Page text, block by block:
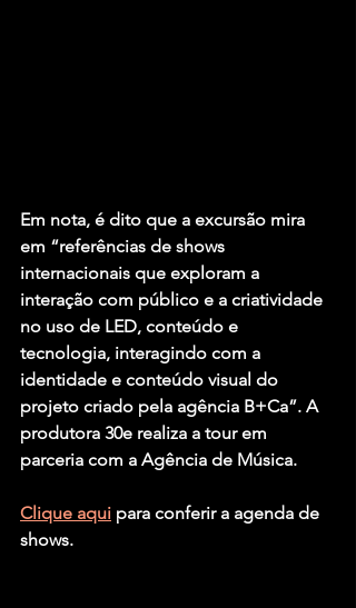
Em nota, é dito que a excursão mira
em “referências de shows
internacionais que exploram a
interação com público e a criatividade
no uso de LED, conteúdo e
tecnologia, interagindo com a
identidade e conteúdo visual do
projeto criado pela agência B+Ca”. A
produtora 30e realiza a tour em
parceria com a Agência de Música.
Clique aqui para conferir a agenda de
shows.